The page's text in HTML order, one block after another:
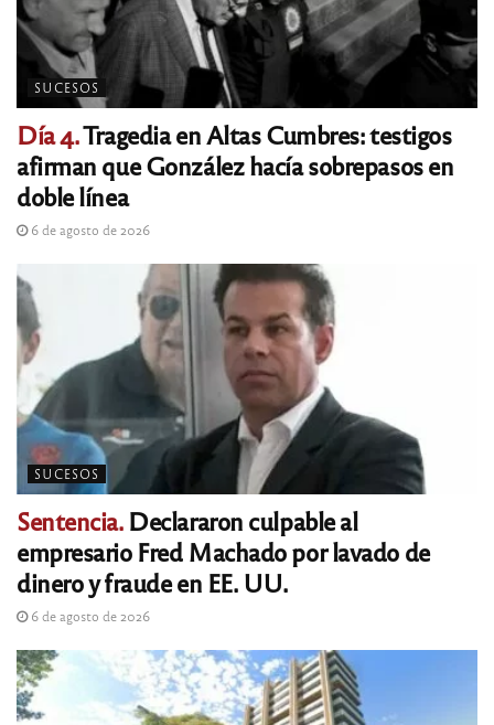
SUCESOS
Día 4.Tragedia en Altas Cumbres: testigos
afirman que González hacía sobrepasos en
doble línea
6 de agosto de 2026
SUCESOS
Sentencia.Declararon culpable al
empresario Fred Machado por lavado de
dinero y fraude en EE. UU.
6 de agosto de 2026